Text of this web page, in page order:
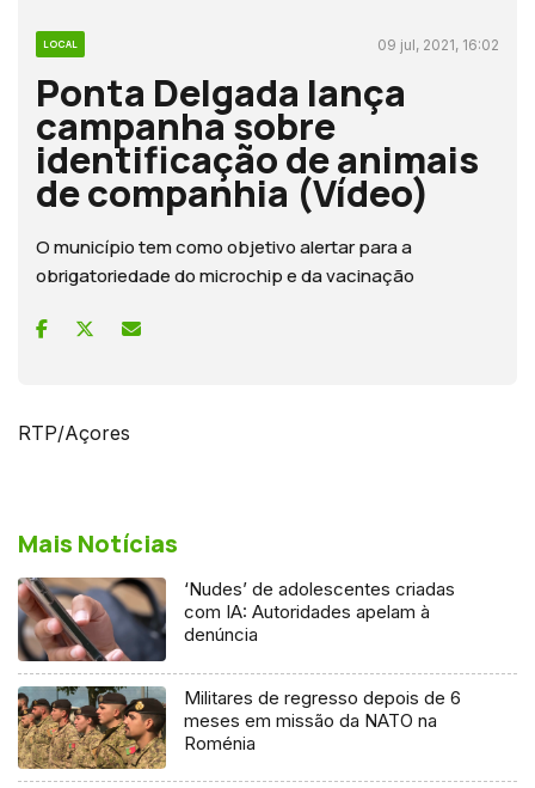
LOCAL 09 jul, 2021, 16:02
Ponta Delgada lança
campanha sobre
identificação de animais
de companhia (Vídeo)
O município tem como objetivo alertar para a
obrigatoriedade do microchip e da vacinação
RTP/Açores
Mais Notícias
‘Nudes’ de adolescentes criadas
com IA: Autoridades apelam à
denúncia
Militares de regresso depois de 6
meses em missão da NATO na
Roménia